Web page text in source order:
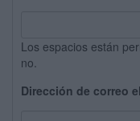
Los espacios están
no.
Dirección de correo